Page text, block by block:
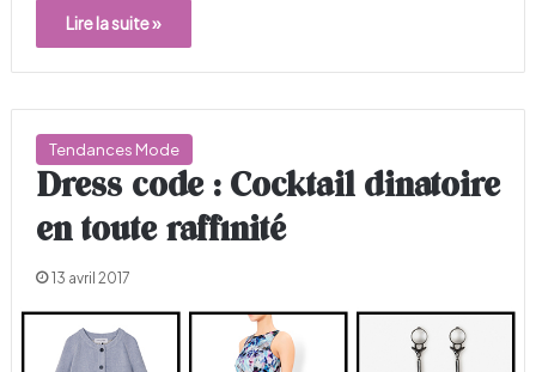
Lire la suite »
Tendances Mode
Dress code : Cocktail dinatoire
en toute raffinité
13 avril 2017